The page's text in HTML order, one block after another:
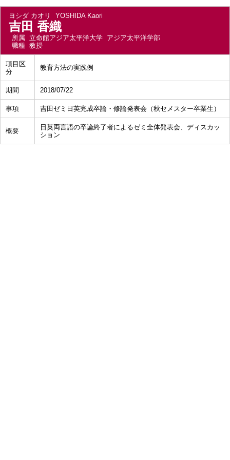
ヨシダ カオリ YOSHIDA Kaori
吉田 香織
所属 立命館アジア太平洋大学 アジア太平洋学部
職種 教授
項目区
分
教育方法の実践例
期間 2018/07/22
事項 吉田ゼミ日英完成卒論・修論発表会（秋セメスター卒業生）
概要
日英両言語の卒論終了者によるゼミ全体発表会、ディスカッ
ション